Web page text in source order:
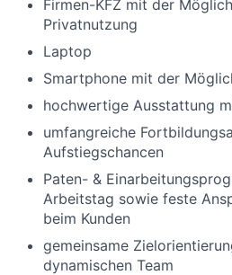
Firmen-KFZ mit der
Privatnutzung
Laptop
Smartphone mit der
hochwertige Ausstattung
umfangreiche
Aufstiegschancen
Paten- &
Arbeitstag sowie feste
beim Kunden
gemeinsame
dynamischen Team